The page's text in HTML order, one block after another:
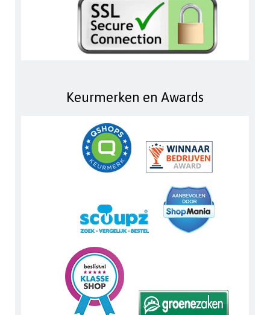
Keurmerken en Awards